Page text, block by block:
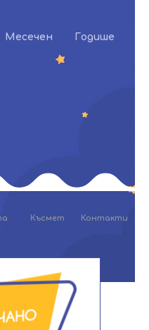
Месечен Годишен
Късмет Контакти